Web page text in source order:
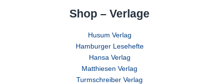
Shop – Verlage
Husum Verlag
Hamburger Lesehefte
Hansa Verlag
Matthiesen Verlag
Turmschreiber Verlag